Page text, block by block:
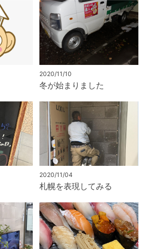
2020/11/10
冬が始まりました
2020/11/04
札幌を表現してみる